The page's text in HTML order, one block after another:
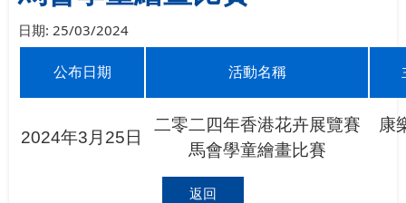
日期: 25/03/2024
公布日期 活動名稱
2024年3月25日
二零二四年香港花卉展覽賽
馬會學童繪畫比賽
康
返回